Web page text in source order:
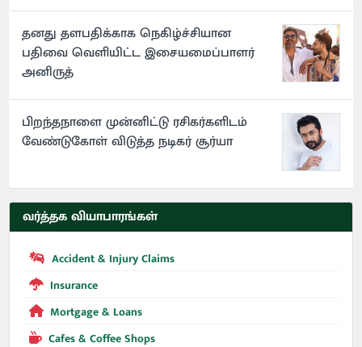
தனது தளபதிக்காக நெகிழ்ச்சியான
பதிவை வெளியிட்ட இசையமைப்பாளர்
அனிருத்
பிறந்தநாளை முன்னிட்டு ரசிகர்களிடம்
வேண்டுகோள் விடுத்த நடிகர் சூர்யா
வர்த்தக வியாபாரங்கள்
Accident & Injury Claims
Insurance
Mortgage & Loans
Cafes & Coffee Shops